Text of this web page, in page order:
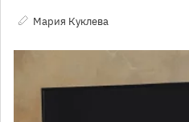
Мария Куклева